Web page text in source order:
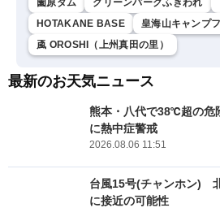
薗原ダム
グリーンパークふきわれ
HOTAKANE BASE
皇海山キャンプ
颪 OROSHI（上州真田の里）
最新のお天気ニュース
熊本・八代で38℃超の
に熱中症警戒
2026.08.06 11:51
台風15号(チャンホン)
に接近の可能性